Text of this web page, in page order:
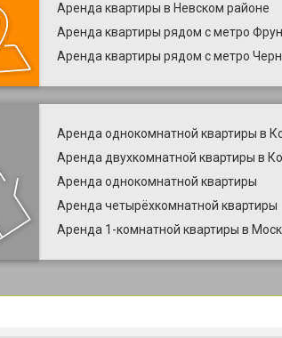
Аренда квартиры в Невском районе
Аренда квартиры рядом с метро
Аренда квартиры рядом с метро
Аренда однокомнатной квартиры в
Аренда двухкомнатной квартиры в
Аренда однокомнатной квартиры
Аренда четырёхкомнатной квартиры
Аренда 1-комнатной квартиры в